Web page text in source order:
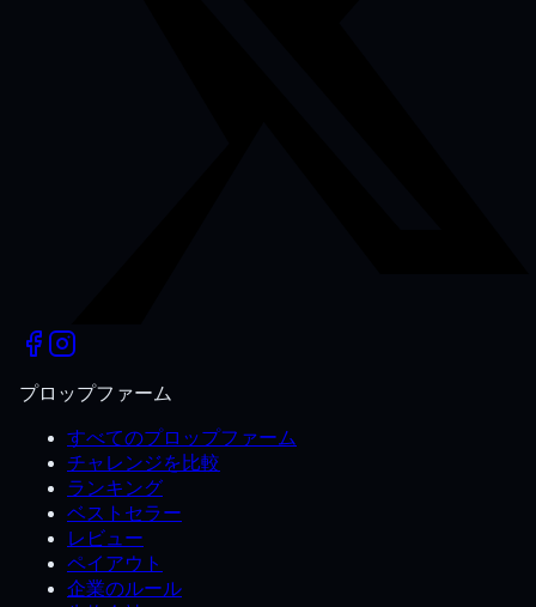
プロップファーム
すべてのプロップファーム
チャレンジを比較
ランキング
ベストセラー
レビュー
ペイアウト
企業のルール